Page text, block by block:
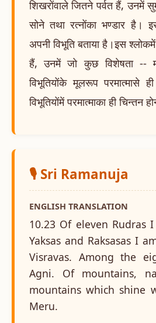
शिखरोंवाले जितने पर्वत हैं, उनमें
सोने तथा रत्नोंका भण्डार है।
अपनी विभूति बताया है।इस
हैं, उनमें जो कुछ विशेषता --
विभूतियोंके मूलरूप परमात्मासे
विभूतियोंमें परमात्माका ही चिन्तन
🎙️ Sri Ramanuja
ENGLISH TRANSLATION
10.23 Of eleven Rudras
Yaksas and Raksasas I
Visravas. Among the
Agni. Of mountains,
mountains which shine
Meru.